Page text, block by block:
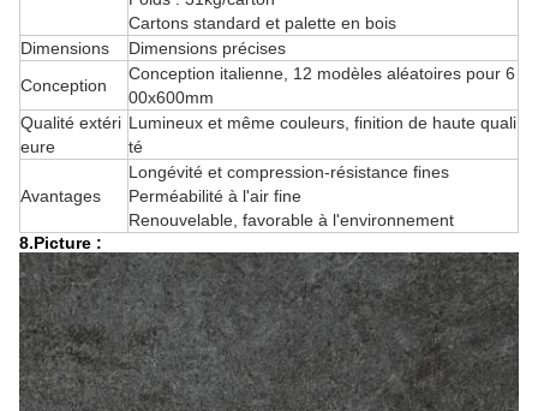
Cartons standard et palette en bois
Dimensions
Dimensions précises
Conception
Conception italienne, 12 modèles aléatoires pour 6
00x600mm
Qualité extéri
eure
Lumineux et même couleurs, finition de haute quali
té
Avantages
Longévité et compression-résistance fines
Perméabilité à l'air fine
Renouvelable, favorable à l'environnement
8.Picture :